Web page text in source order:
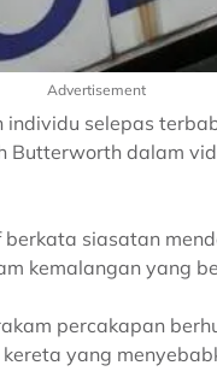
Advertisement
individu selepas
Butterworth dalam
berkata siasatan
kemalangan yang
percakapan
yang